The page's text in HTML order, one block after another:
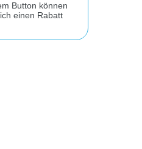
Button können
einen Rabatt